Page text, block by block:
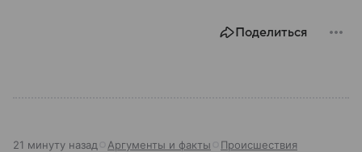
Поделиться
21 минуту назад Аргументы и факты Происшествия